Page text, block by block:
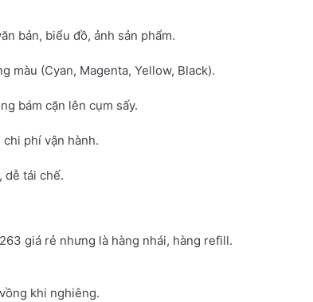
bản, biểu đồ, ảnh sản phẩm.
màu (Cyan, Magenta, Yellow, Black).
bám cặn lên cụm sấy.
phí vận hành.
dễ tái chế.
giá rẻ nhưng là hàng nhái, hàng refill.
khi nghiêng.